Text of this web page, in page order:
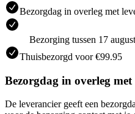
Bezorgdag in overleg met
Bezorging tussen 17
Thuisbezorgd voor €99.95
Bezorgdag in overleg
De leverancier geeft een